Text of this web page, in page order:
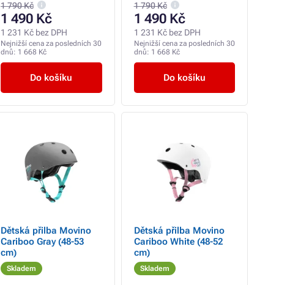
1 790 Kč
1 490 Kč
1 231 Kč bez DPH
Nejnižší cena za posledních 30
dnů: 1 668 Kč
Do košíku
1 790 Kč
1 490 Kč
1 231 Kč bez DPH
Nejnižší cena za posledních 30
dnů: 1 668 Kč
Do košíku
Dětská přilba Movino
Cariboo Gray (48-53
cm)
Skladem
Dětská přilba Movino
Cariboo White (48-52
cm)
Skladem